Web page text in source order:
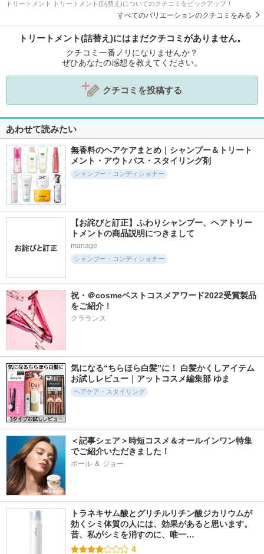
トリートメント トリートメント(詰替え)についてのクチコミをピックアップ！
すべてのバリエーションのクチコミをみる
トリートメント(詰替え)にはまだクチコミがありません。
クチコミ一番ノリになりませんか？
ぜひあなたの感想を教えてください。
クチコミを投稿する
あわせて読みたい
無香料のヘアケアまとめ｜シャンプー＆トリート
メント・アウトバス・スタイリング剤
シャンプー・コンディショナー
【お詫びと訂正】ふわりシャンプー、ヘアトリー
トメントの商品説明につきまして
manage
シャンプー・コンディショナー
祝・＠cosmeベストコスメアワード2022受賞製品
をご紹介！
クラランス
気になる“ちらほら白髪”に！ 白髪かくしアイテム
お試しレビュー｜アットコスメ編集部 ゆま
ヘアケア・スタイリング
＜記事シェア＞時短コスメ＆オールインワン特集
でご紹介いただきました！
ポール ＆ ジョー
トラネキサム酸とグリチルリチン酸ジカリウムが
効くシミ体質の人には、効果があると思います。
昔、私がシミを消すのに、唯一…
4